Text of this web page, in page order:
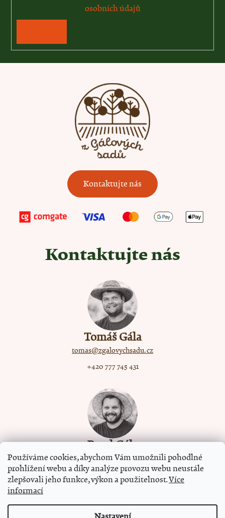
Používáme cookies, abychom Vám umožnili pohodlné
prohlížení webu a díky analýze provozu webu neustále
zlepšovali jeho funkce, výkon a použitelnost.Více
informací
osobních údajů
Kontaktujte nás
Kontaktujte nás
Tomáš Gála
tomas@zgalovychsadu.cz
+420 777 745 431
Pavel Gála
pavel@zgalovychsadu.cz
+420 777 745 652